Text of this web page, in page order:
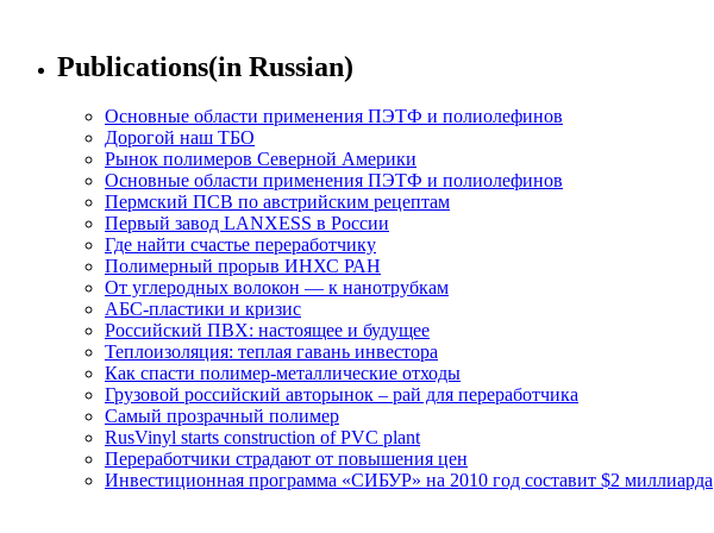
Publications(in Russian)
Основные области применения ПЭТФ и полиолефинов
Дорогой наш ТБО
Рынок полимеров Северной Америки
Основные области применения ПЭТФ и полиолефинов
Пермский ПСВ по австрийским рецептам
Первый завод LANXESS в России
Где найти счастье переработчику
Полимерный прорыв ИНХС РАН
От углеродных волокон — к нанотрубкам
АБС-пластики и кризис
Российский ПВХ: настоящее и будущее
Теплоизоляция: теплая гавань инвестора
Как спасти полимер-металлические отходы
Грузовой российский авторынок – рай для переработчика
Самый прозрачный полимер
RusVinyl starts construction of PVC plant
Переработчики страдают от повышения цен
Инвестиционная программа «СИБУР» на 2010 год составит $2 миллиарда